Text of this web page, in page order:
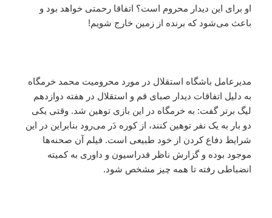
او برای این دیدار محروم است؟ اتفاقا رحمتی خواهد بود و
باعث می‌شود که برنده از زمین خارج شویم!
مدیرعامل باشگاه استقلال در مورد محرومیت محمد خرمگاه
به دلیل اتفاقات دیدار صبای قم و استقلال در هفته دوازدهم
لیگ برتر گفت: به خرمگاه در این بازی توهین شد. وقتی یکی
دو بار به یک نفر توهین کنند، از کوره دَر می‌رود بنابراین در این
شرایط دفاع کردن از خود طبیعی است. فیلم آن صحنه‌ها
موجود بوده و گزارش ناظر فدراسیون و داوری به کمیته
انضباطی رفته تا همه چیز مشخص شود.